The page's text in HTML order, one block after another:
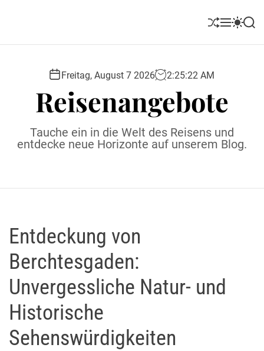
S
l
M S
o
r
e
S
Freitag, August 7 2026 2:25:23 AM
Reisenangebote
Tauche ein in die Welt des Reisens und
entdecke neue Horizonte auf unserem Blog.
Entdeckung von
Berchtesgaden:
Unvergessliche Natur- und
Historische
Sehenswürdigkeiten